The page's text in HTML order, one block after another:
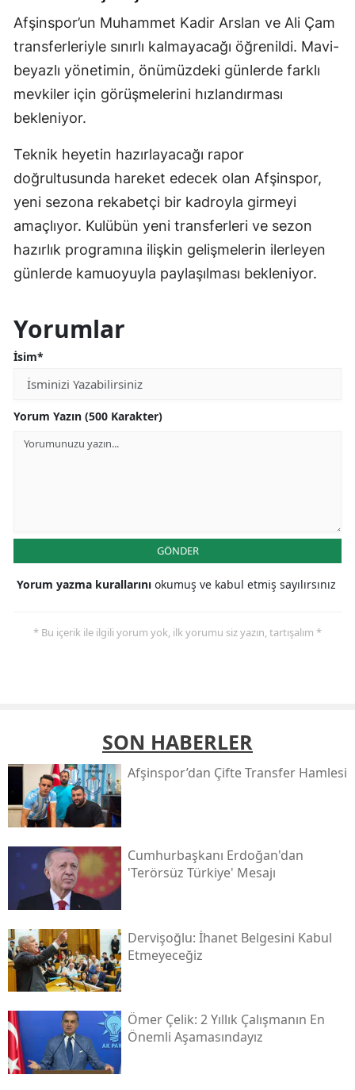
Afşinspor’un Muhammet Kadir Arslan ve Ali Çam
transferleriyle sınırlı kalmayacağı öğrenildi. Mavi-
beyazlı yönetimin, önümüzdeki günlerde farklı
mevkiler için görüşmelerini hızlandırması
bekleniyor.
Teknik heyetin hazırlayacağı rapor
doğrultusunda hareket edecek olan Afşinspor,
yeni sezona rekabetçi bir kadroyla girmeyi
amaçlıyor. Kulübün yeni transferleri ve sezon
hazırlık programına ilişkin gelişmelerin ilerleyen
günlerde kamuoyuyla paylaşılması bekleniyor.
Yorumlar
İsim*
Yorum Yazın (500 Karakter)
GÖNDER
Yorum yazma kurallarını okumuş ve kabul etmiş sayılırsınız
* Bu içerik ile ilgili yorum yok, ilk yorumu siz yazın, tartışalım *
SON HABERLER
Afşinspor’dan Çifte Transfer Hamlesi
Cumhurbaşkanı Erdoğan'dan
'terörsüz Türkiye' Mesajı
Dervişoğlu: İhanet Belgesini Kabul
Etmeyeceğiz
Ömer Çelik: 2 Yıllık Çalışmanın En
Önemli Aşamasındayız